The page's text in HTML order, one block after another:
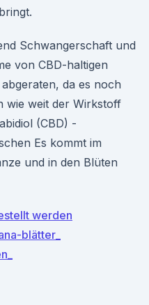
Schwangerschaft und
von CBD-haltigen
da es noch
wie weit der Wirkstoff
(CBD) -
Es kommt im
und in den Blüten
werden
blätter_